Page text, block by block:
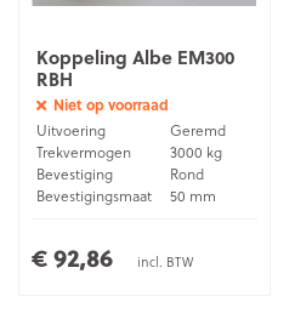
Koppeling Albe EM300
RBH
Niet op voorraad
Uitvoering
Geremd
Trekvermogen
3000 kg
Bevestiging
Rond
Bevestigingsmaat
50 mm
€ 92,86 incl. BTW